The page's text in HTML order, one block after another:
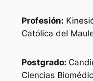
Profesión:
Católica del
Postgrado:
Ciencias